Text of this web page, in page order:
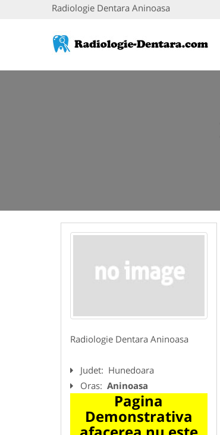
Radiologie Dentara Aninoasa
Radiologie Dentara Aninoasa
Judet: Hunedoara
Oras: Aninoasa
Pagina
Demonstrativa